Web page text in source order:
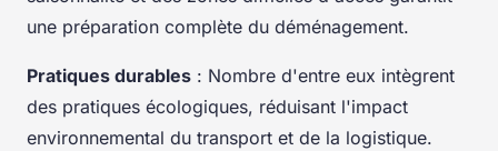
une préparation complète du déménagement.
Pratiques durables : Nombre d'entre eux intègrent
des pratiques écologiques, réduisant l'impact
environnemental du transport et de la logistique.